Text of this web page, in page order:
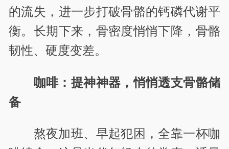
的流失，进一步打破骨骼的钙磷代谢平
衡。长期下来，骨密度悄悄下降，骨骼
韧性、硬度变差。
咖啡：提神神器，悄悄透支骨骼储
备
熬夜加班、早起犯困，全靠一杯咖